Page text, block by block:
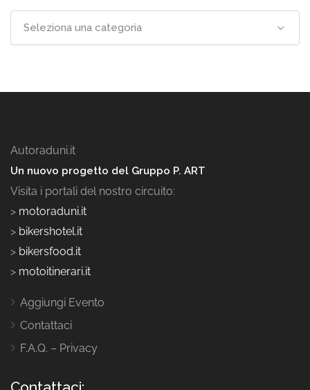
Seleziona una categoria
Autoraduni.it
Un nuovo progetto del Gruppo P. ART
Visita i portali del nostro circuito:
> motoraduni.it
> bikershotel.it
> bikersfood.it
> motoitinerari.it
Aggiungi Evento
Contattaci
F.A.Q. – Privacy